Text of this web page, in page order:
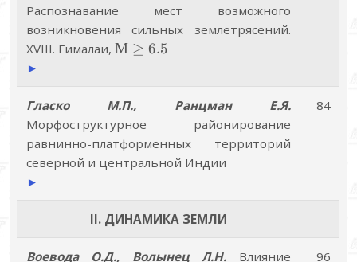
Распознавание мест возможного
возникновения сильных землетрясений.
XVIII. Гималаи, М\geq6.5
М ≥ 6.5
►
Гласко М.П., Ранцман Е.Я.
Морфоструктурное районирование
равнинно-платформенных территорий
северной и центральной Индии
►
84
II. ДИНАМИКА ЗЕМЛИ
Воевода О.Д., Волынец Л.Н. Влияние 96